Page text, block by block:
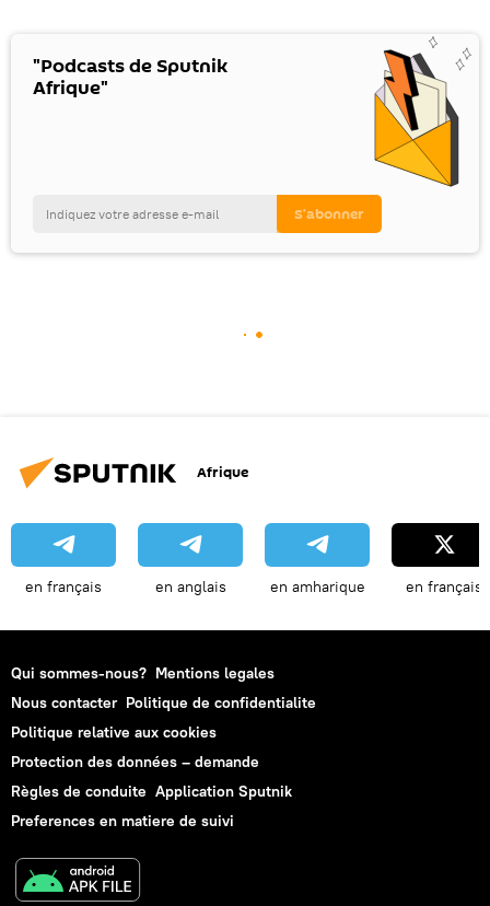
"Podcasts de Sputnik
Afrique"
Afrique
en français en anglais en amharique en français
Qui sommes-nous? Mentions legales
Nous contacter Politique de confidentialite
Politique relative aux cookies
Protection des données – demande
Règles de conduite Application Sputnik
Preferences en matiere de suivi